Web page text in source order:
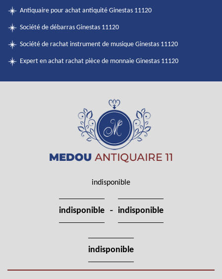
Antiquaire pour achat antiquité Ginestas 11120
Société de débarras Ginestas 11120
Société de rachat instrument de musique Ginestas 11120
Expert en achat rachat pièce de monnaie Ginestas 11120
indisponible
indisponible - indisponible
indisponible